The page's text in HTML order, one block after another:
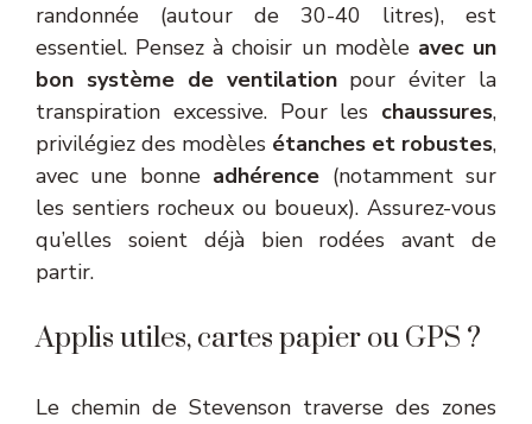
randonnée (autour de 30-40 litres), est
essentiel. Pensez à choisir un modèle avec un
bon système de ventilationpour éviter la
transpiration excessive. Pour les chaussures,
privilégiez des modèles étanches et robustes,
avec une bonne adhérence (notamment sur
les sentiers rocheux ou boueux). Assurez-vous
qu’elles soient déjà bien rodées avant de
partir.
Applis utiles, cartes papier ou GPS ?
Le chemin de Stevenson traverse des zones